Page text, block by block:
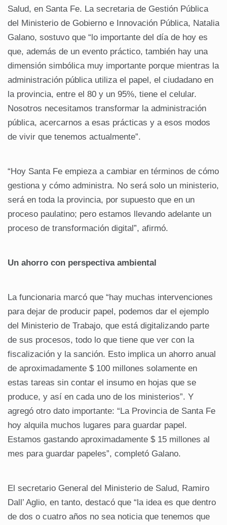
Salud, en Santa Fe. La secretaria de Gestión Pública
del Ministerio de Gobierno e Innovación Pública, Natalia
Galano, sostuvo que “lo importante del día de hoy es
que, además de un evento práctico, también hay una
dimensión simbólica muy importante porque mientras la
administración pública utiliza el papel, el ciudadano en
la provincia, entre el 80 y un 95%, tiene el celular.
Nosotros necesitamos transformar la administración
pública, acercarnos a esas prácticas y a esos modos
de vivir que tenemos actualmente”.
“Hoy Santa Fe empieza a cambiar en términos de cómo
gestiona y cómo administra. No será solo un ministerio,
será en toda la provincia, por supuesto que en un
proceso paulatino; pero estamos llevando adelante un
proceso de transformación digital”, afirmó.
Un ahorro con perspectiva ambiental
La funcionaria marcó que “hay muchas intervenciones
para dejar de producir papel, podemos dar el ejemplo
del Ministerio de Trabajo, que está digitalizando parte
de sus procesos, todo lo que tiene que ver con la
fiscalización y la sanción. Esto implica un ahorro anual
de aproximadamente $ 100 millones solamente en
estas tareas sin contar el insumo en hojas que se
produce, y así en cada uno de los ministerios”. Y
agregó otro dato importante: “La Provincia de Santa Fe
hoy alquila muchos lugares para guardar papel.
Estamos gastando aproximadamente $ 15 millones al
mes para guardar papeles”, completó Galano.
El secretario General del Ministerio de Salud, Ramiro
Dall’ Aglio, en tanto, destacó que “la idea es que dentro
de dos o cuatro años no sea noticia que tenemos que